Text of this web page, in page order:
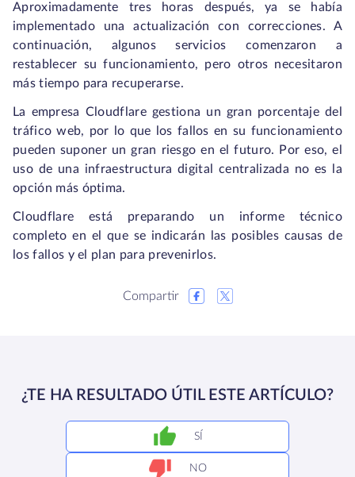
Aproximadamente tres horas después, ya se había
implementado una actualización con correcciones. A
continuación, algunos servicios comenzaron a
restablecer su funcionamiento, pero otros necesitaron
más tiempo para recuperarse.
La empresa Cloudflare gestiona un gran porcentaje del
tráfico web, por lo que los fallos en su funcionamiento
pueden suponer un gran riesgo en el futuro. Por eso, el
uso de una infraestructura digital centralizada no es la
opción más óptima.
Cloudflare está preparando un informe técnico
completo en el que se indicarán las posibles causas de
los fallos y el plan para prevenirlos.
Compartir
¿TE HA RESULTADO ÚTIL ESTE ARTÍCULO?
SÍ
NO